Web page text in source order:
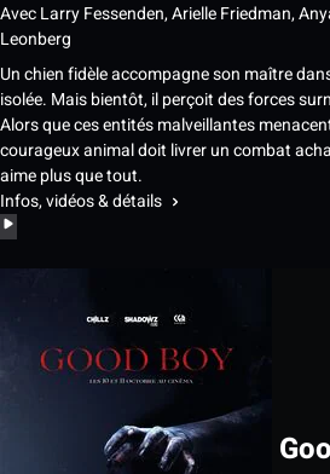
AvecLarry Fessenden, Arielle Friedman,
Leonberg
Un chien fidèle accompagne son maître
isolée. Mais bientôt, il perçoit des forces
Alors que ces entités malveillantes
courageux animal doit livrer un combat
aime plus que tout.
Infos, vidéos & détails